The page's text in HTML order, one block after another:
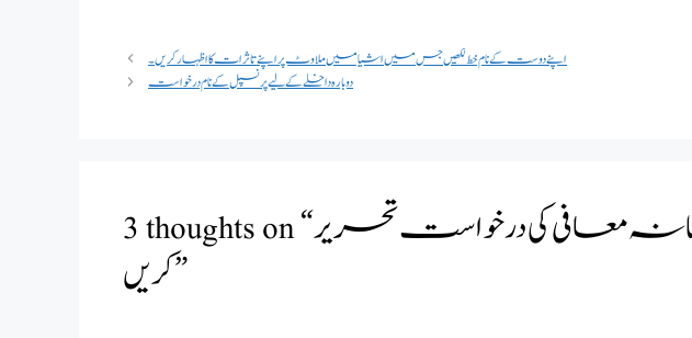
اپنے دوست کے نام خط لکھیں جس میں اشیا میں ملاوٹ پر اپنے تاثرات کا اظہار کریں۔
دوبارہ داخلے کے لیے پرنسپل کے نام درخواست
3 thoughts on “پرنسپل کے نام جرمانہ معافی کی درخواست تحریر
کریں”